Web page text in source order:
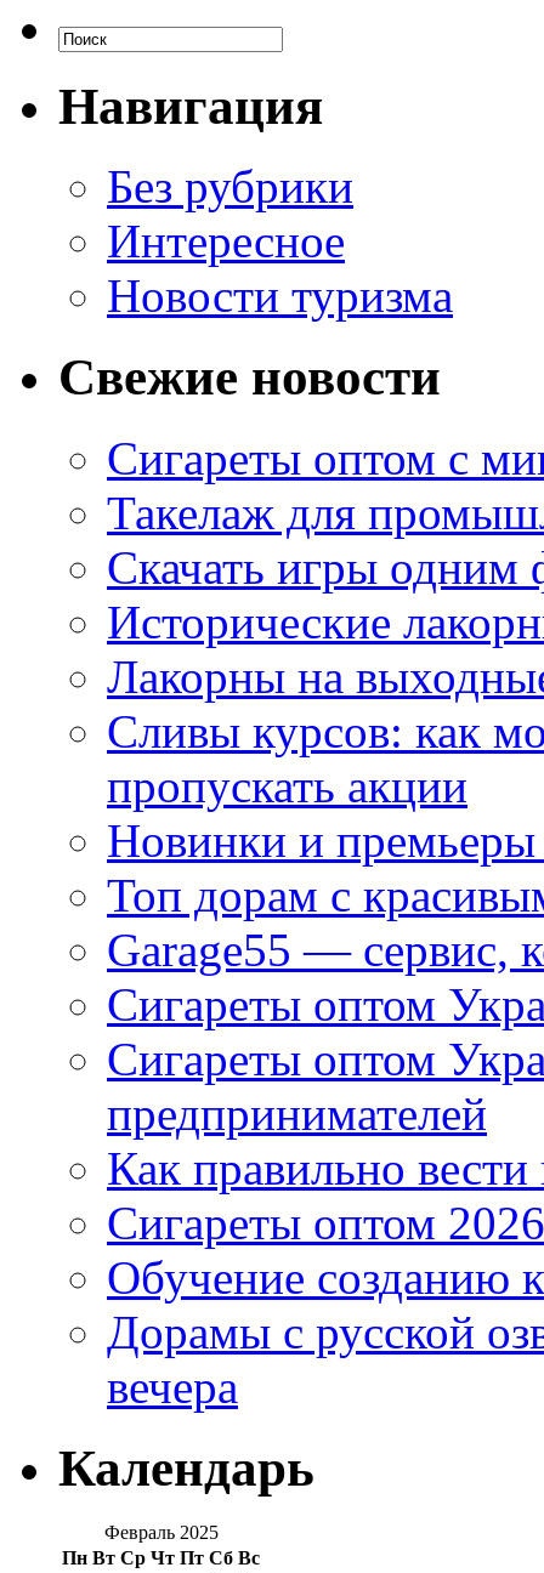
Навигация
Без рубрики
Интересное
Новости туризма
Свежие новости
Сигареты оптом с
Такелаж для
Скачать игры одним
Исторические
Лакорны на
Сливы курсов: как
пропускать акции
Новинки и
Топ дорам с
Garage55 — сервис,
Сигареты оптом
Сигареты оптом
предпринимателей
Как правильно
Сигареты оптом
Обучение созданию
Дорамы с русской
вечера
Календарь
Февраль 2025
Пн Вт Ср Чт Пт Сб Вс